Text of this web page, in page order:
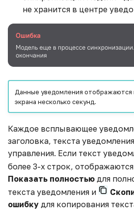
HTML виджетов с Apache
Отображение нескольких
показателей в одном
тренде
Подключение
источников из облачного
хранилища
Подключение к 1С
google sheets в ETL с
помощью python
не хранится в центре
Данные уведомления отображаются
экрана несколько секунд.
Каждое всплывающее
заголовка, текста
управления. Если текст
более 3-х строк,
Показать полностью для
текста уведомления и
ошибку для копирования